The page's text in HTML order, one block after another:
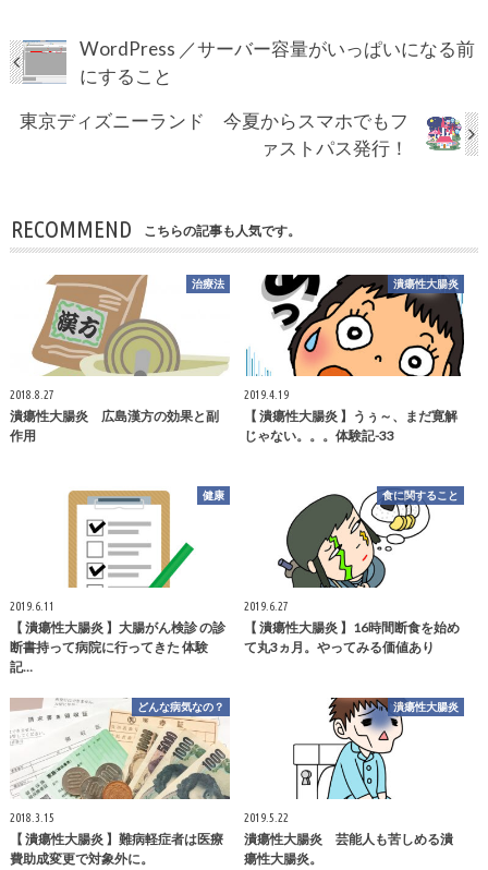
WordPress ／サーバー容量がいっぱいになる前
にすること
東京ディズニーランド 今夏からスマホでもフ
ァストパス発行！
RECOMMEND こちらの記事も人気です。
治療法
2018.8.27
潰瘍性大腸炎 広島漢方の効果と副
作用
潰瘍性大腸炎
2019.4.19
【 潰瘍性大腸炎 】うぅ～、まだ寛解
じゃない。。。体験記-33
健康
2019.6.11
【 潰瘍性大腸炎 】大腸がん検診 の診
断書持って病院に行ってきた 体験
記…
食に関すること
2019.6.27
【 潰瘍性大腸炎 】16時間断食を始め
て丸3ヵ月。やってみる価値あり
どんな病気なの？
2018.3.15
【 潰瘍性大腸炎 】難病軽症者は医療
費助成変更で対象外に。
潰瘍性大腸炎
2019.5.22
潰瘍性大腸炎 芸能人も苦しめる潰
瘍性大腸炎。